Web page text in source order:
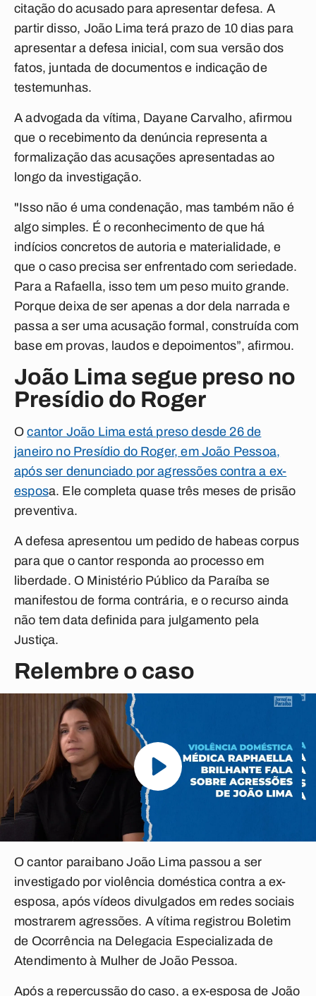
citação do acusado para apresentar defesa. A
partir disso, João Lima terá prazo de 10 dias para
apresentar a defesa inicial, com sua versão dos
fatos, juntada de documentos e indicação de
testemunhas.
A advogada da vítima, Dayane Carvalho, afirmou
que o recebimento da denúncia representa a
formalização das acusações apresentadas ao
longo da investigação.
"Isso não é uma condenação, mas também não é
algo simples. É o reconhecimento de que há
indícios concretos de autoria e materialidade, e
que o caso precisa ser enfrentado com seriedade.
Para a Rafaella, isso tem um peso muito grande.
Porque deixa de ser apenas a dor dela narrada e
passa a ser uma acusação formal, construída com
base em provas, laudos e depoimentos”, afirmou.
João Lima segue preso no
Presídio do Roger
Ocantor João Lima está preso desde 26 de
janeiro no Presídio do Roger, em João Pessoa,
após ser denunciado por agressões contra a ex-
esposa. Ele completa quase três meses de prisão
preventiva.
A defesa apresentou um pedido de habeas corpus
para que o cantor responda ao processo em
liberdade. O Ministério Público da Paraíba se
manifestou de forma contrária, e o recurso ainda
não tem data definida para julgamento pela
Justiça.
Relembre o caso
O cantor paraibano João Lima passou a ser
investigado por violência doméstica contra a ex-
esposa, após vídeos divulgados em redes sociais
mostrarem agressões. A vítima registrou Boletim
de Ocorrência na Delegacia Especializada de
Atendimento à Mulher de João Pessoa.
Após a repercussão do caso, a ex-esposa de João